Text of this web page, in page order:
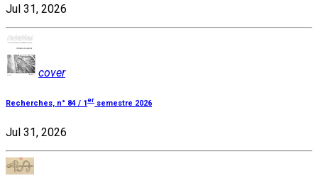
Jul 31, 2026
cover
Recherches, n° 84 / 1 er semestre 2026
Jul 31, 2026